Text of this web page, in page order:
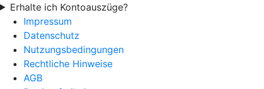
Erhalte ich Kontoauszüge?
Impressum
Datenschutz
Nutzungsbedingungen
Rechtliche Hinweise
AGB